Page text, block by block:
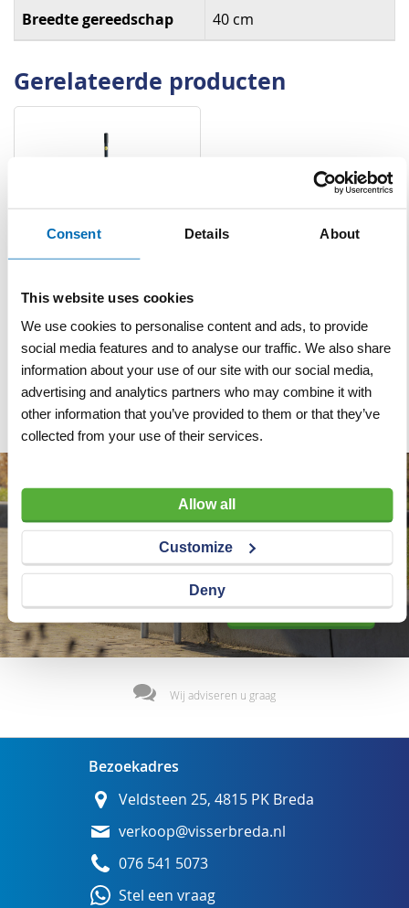
Consent Details About
This website uses cookies
We use cookies to personalise content and ads, to provide
social media features and to analyse our traffic. We also share
information about your use of our site with our social media,
advertising and analytics partners who may combine it with
other information that you’ve provided to them or that they’ve
collected from your use of their services.
Allow all
Customize
Deny
Breedte gereedschap 40 cm
Gerelateerde producten
ergonomische demper
blauw
VERLANGLIJST
VERGELIJKEN
Artnr s7089 excl. btw
€ 85,30
Wij adviseren u graag
Bezoekadres
Veldsteen 25, 4815 PK Breda
verkoop@visserbreda.nl
076 541 5073
Stel een vraag